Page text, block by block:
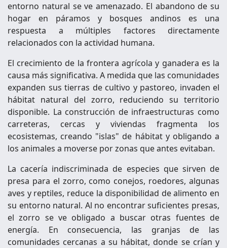
entorno natural se ve amenazado. El abandono de su
hogar en páramos y bosques andinos es una
respuesta a múltiples factores directamente
relacionados con la actividad humana.
El crecimiento de la frontera agrícola y ganadera es la
causa más significativa. A medida que las comunidades
expanden sus tierras de cultivo y pastoreo, invaden el
hábitat natural del zorro, reduciendo su territorio
disponible. La construcción de infraestructuras como
carreteras, cercas y viviendas fragmenta los
ecosistemas, creando "islas" de hábitat y obligando a
los animales a moverse por zonas que antes evitaban.
La cacería indiscriminada de especies que sirven de
presa para el zorro, como conejos, roedores, algunas
aves y reptiles, reduce la disponibilidad de alimento en
su entorno natural. Al no encontrar suficientes presas,
el zorro se ve obligado a buscar otras fuentes de
energía. En consecuencia, las granjas de las
comunidades cercanas a su hábitat, donde se crían y